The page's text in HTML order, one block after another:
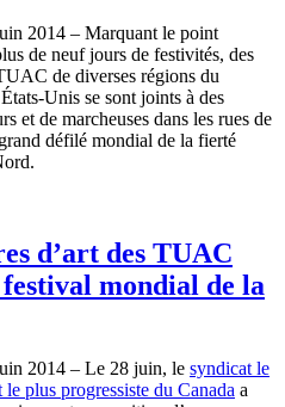
2014 – Marquant le point
de neuf jours de festivités, des
de diverses régions du
Unis se sont joints à des
et de marcheuses dans les rues de
défilé mondial de la fierté
d’art des TUAC
mondial de la
2014 – Le 28 juin, le syndicat le
plus progressiste du Canada a